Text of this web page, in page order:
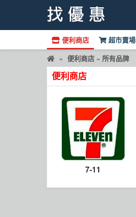
便利商店 超市賣場
便利商店 ~ 所有品牌
便利商店
7-11
找優惠